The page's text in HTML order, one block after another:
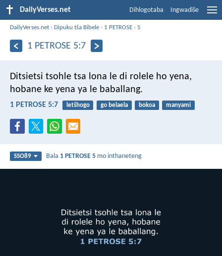
DailyVerses.net Dihlogotaba Ingwadiše
DailyVerses.net ›Dipuku tša Bibele › 1 PETROSE ›5
1 PETROSE 5:7
Ditsietsi tsohle tsa lona le di rolele ho yena,
hobane ke yena ya le baballang.
1 PETROSE 5:7 letšhogo go belaela bokoa manyami
SSO89 Bala 1 PETROSE 5 mo inthaneteng